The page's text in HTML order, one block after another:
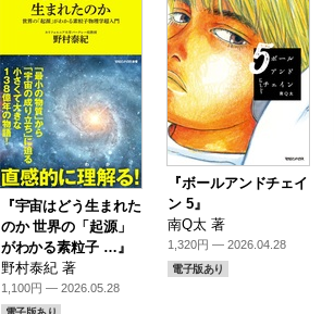
『宇宙はどう生まれた
のか 世界の「起源」
がわかる素粒子 …』
野村泰紀 著
1,100円 — 2026.05.28
『ボールアンドチェイ
ン 5』
南Q太 著
1,320円 — 2026.04.28
電子版あり